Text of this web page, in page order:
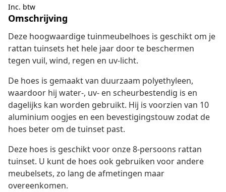
Inc. btw
Omschrijving
Deze hoogwaardige tuinmeubelhoes is geschikt om je
rattan tuinsets het hele jaar door te beschermen
tegen vuil, wind, regen en uv-licht.
De hoes is gemaakt van duurzaam polyethyleen,
waardoor hij water-, uv- en scheurbestendig is en
dagelijks kan worden gebruikt. Hij is voorzien van 10
aluminium oogjes en een bevestigingstouw zodat de
hoes beter om de tuinset past.
Deze hoes is geschikt voor onze 8-persoons rattan
tuinset. U kunt de hoes ook gebruiken voor andere
meubelsets, zo lang de afmetingen maar
overeenkomen.